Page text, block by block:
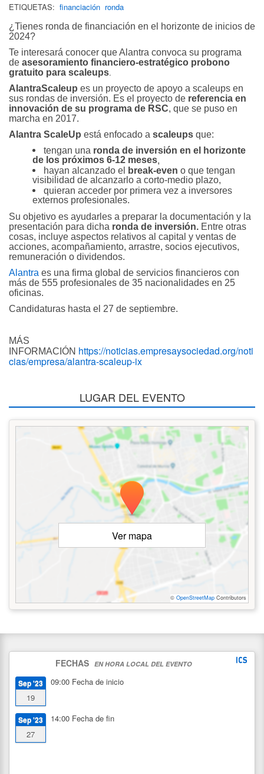
ETIQUETAS: financiación ronda
¿Tienes ronda de financiación en el horizonte de inicios de
2024?
Te interesará conocer que Alantra convoca su programa
de asesoramiento financiero-estratégico probono
gratuito para scaleups.
AlantraScaleup es un proyecto de apoyo a scaleups en
sus rondas de inversión. Es el proyecto de referencia en
innovación de su programa de RSC, que se puso en
marcha en 2017.
Alantra ScaleUp está enfocado a scaleups que:
tengan una ronda de inversión en el horizonte
de los próximos 6-12 meses,
hayan alcanzado el
break-even o que tengan
visibilidad de alcanzarlo a corto-medio plazo,
quieran acceder por primera vez a inversores
externos profesionales.
Su objetivo es ayudarles a preparar la documentación y la
presentación para dicha ronda de inversión. Entre otras
cosas, incluye aspectos relativos al capital y ventas de
acciones, acompañamiento, arrastre, socios ejecutivos,
remuneración o dividendos.
Alantra es una firma global de servicios financieros con
más de 555 profesionales de 35 nacionalidades en 25
oficinas.
Candidaturas hasta el 27 de septiembre.
MÁS
INFORMACIÓN https://noticias.empresaysociedad.org/noti
cias/empresa/alantra-scaleup-ix
LUGAR DEL EVENTO
Ver mapa
© OpenStreetMap Contributors
FECHAS EN HORA LOCAL DEL EVENTO
Sep '23
19
09:00 Fecha de inicio
Sep '23
27
14:00 Fecha de fin